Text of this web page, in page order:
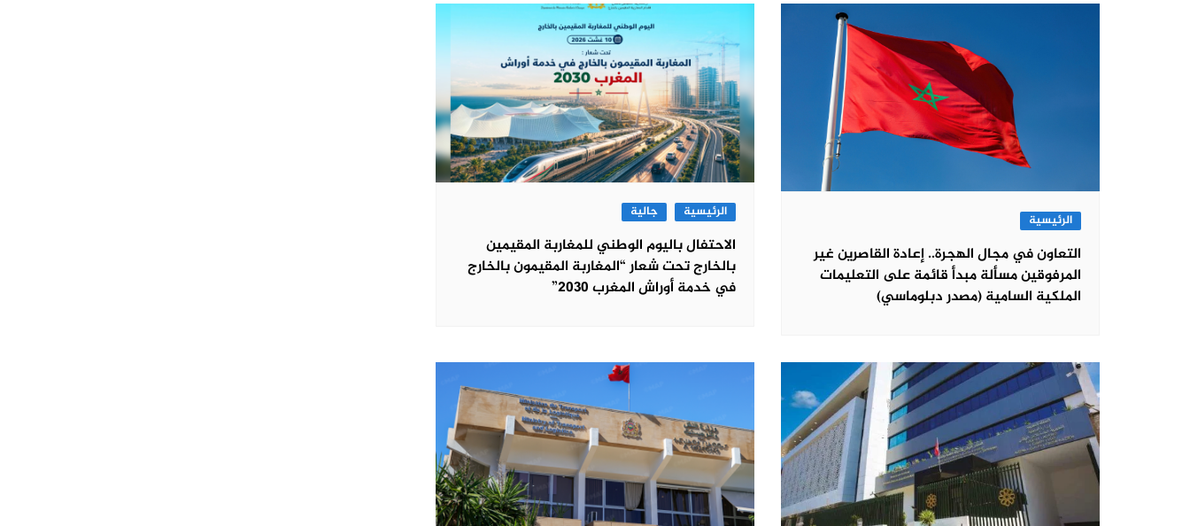
الرئيسية
التعاون في مجال الهجرة.. إعادة القاصرين غير
المرفوقين مسألة مبدأ قائمة على التعليمات
الملكية السامية (مصدر دبلوماسي)
الرئيسية جالية
الاحتفال باليوم الوطني للمغاربة المقيمين
بالخارج تحت شعار “المغاربة المقيمون بالخارج
في خدمة أوراش المغرب 2030”